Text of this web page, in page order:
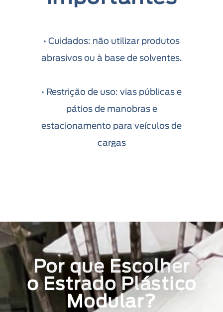
• Cuidados: não utilizar produtos
abrasivos ou à base de solventes.
• Restrição de uso: vias públicas e
pátios de manobras e
estacionamento para veículos de
cargas
Por que Escolher
o Estrado Plástico
Modular?